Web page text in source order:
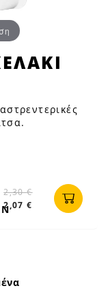
2,30 €
2,07 €